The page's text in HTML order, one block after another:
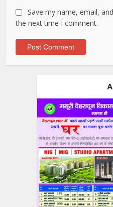
Save my name, email,
the next time I comment.